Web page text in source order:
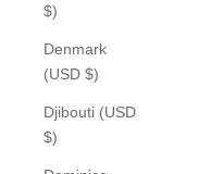
$)
Denmark
(USD $)
Djibouti (USD
$)